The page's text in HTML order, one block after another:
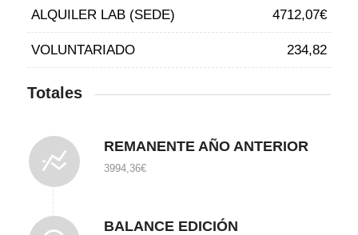
ALQUILER LAB (SEDE) 4712,07€
VOLUNTARIADO 234,82
Totales
REMANENTE AÑO ANTERIOR
3994,36€
BALANCE EDICIÓN